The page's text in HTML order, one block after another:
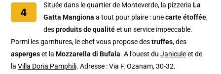
Située dans le quartier de Monteverde, la pizzeria La
Gatta Mangiona a tout pour plaire : unecarte étoffée,
desproduits de qualitéet un service impeccable.
Parmi les garnitures, le chef vous propose destruffes, des
aspergeset la Mozzarella di Bufala. A l’ouest duJaniculeet de
laVilla Doria Pamphilj. Adresse : Via F. Ozanam, 30-32.